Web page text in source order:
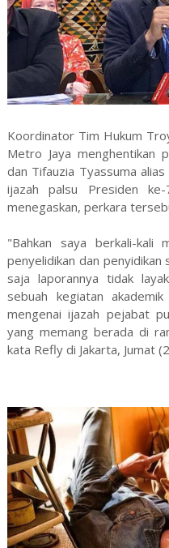
Koordinator Tim Hukum
Metro Jaya menghentikan
dan Tifauzia Tyassuma
ijazah palsu Presiden
menegaskan, perkara
"Bahkan saya berkali-kali
penyelidikan dan
saja laporannya tidak
sebuah kegiatan
mengenai ijazah pejabat
yang memang berada di
kata Refly di Jakarta, Jumat